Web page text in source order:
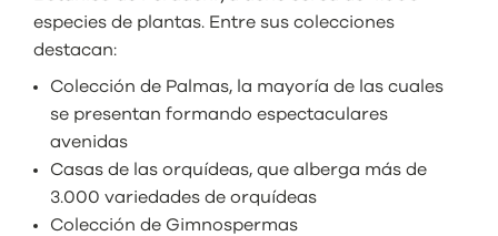
especies de plantas. Entre sus colecciones
destacan:
Colección de Palmas, la mayoría de las cuales
se presentan formando espectaculares
avenidas
Casas de las orquídeas, que alberga más de
3.000 variedades de orquídeas
Colección de Gimnospermas